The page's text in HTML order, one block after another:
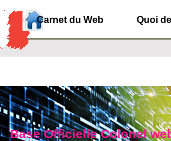
Carnet du Web Quoi
Base Officielle Colonel